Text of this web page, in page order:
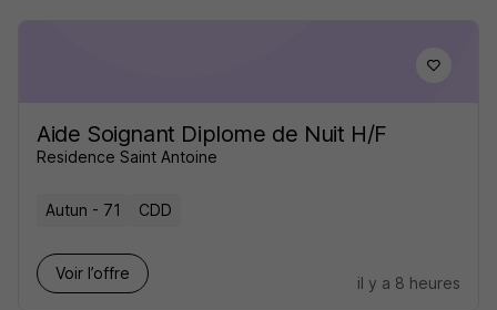
Aide Soignant Diplome de Nuit H/F
Residence Saint Antoine
Autun - 71 CDD
Voir l’offre
il y a 8 heures